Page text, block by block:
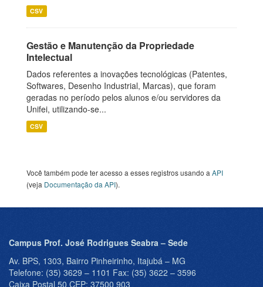
CSV
Gestão e Manutenção da Propriedade
Intelectual
Dados referentes a inovações tecnológicas (Patentes,
Softwares, Desenho Industrial, Marcas), que foram
geradas no período pelos alunos e/ou servidores da
Unifei, utilizando-se...
CSV
Você também pode ter acesso a esses registros usando a API
(veja Documentação da API).
Campus Prof. José Rodrigues Seabra – Sede
Av. BPS, 1303, Bairro Pinheirinho, Itajubá – MG
Telefone: (35) 3629 – 1101 Fax: (35) 3622 – 3596
Caixa Postal 50 CEP: 37500 903